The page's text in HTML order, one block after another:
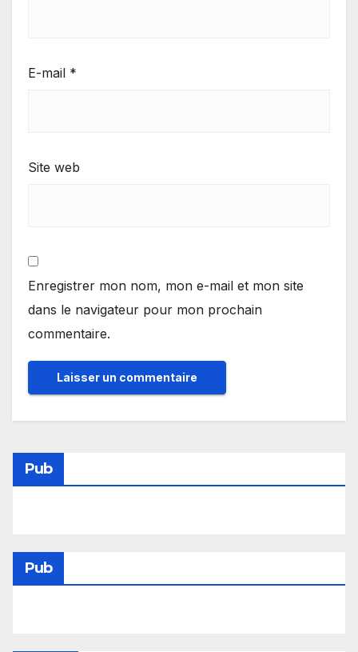
E-mail *
Site web
Enregistrer mon nom, mon e-mail et mon site
dans le navigateur pour mon prochain
commentaire.
Pub
Pub